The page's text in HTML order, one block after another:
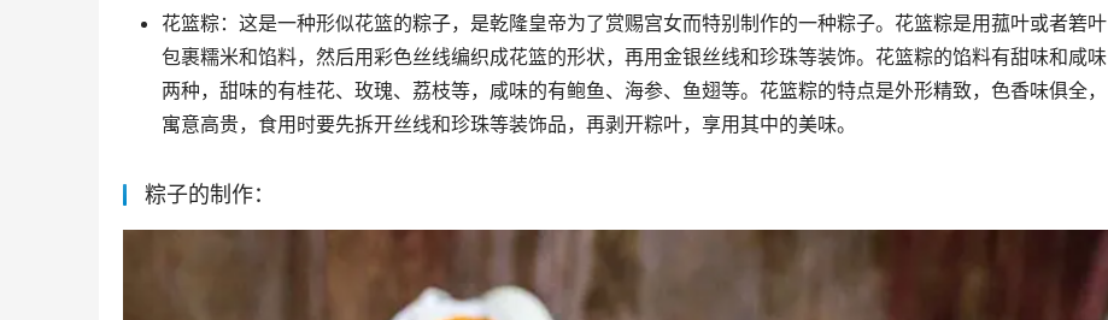
花篮粽：这是一种形似花篮的粽子，是乾隆皇帝为了赏赐宫女而特别制作的一种粽子。花篮粽是用菰叶或者箬叶
包裹糯米和馅料，然后用彩色丝线编织成花篮的形状，再用金银丝线和珍珠等装饰。花篮粽的馅料有甜味和咸味
两种，甜味的有桂花、玫瑰、荔枝等，咸味的有鲍鱼、海参、鱼翅等。花篮粽的特点是外形精致，色香味俱全，
寓意高贵，食用时要先拆开丝线和珍珠等装饰品，再剥开粽叶，享用其中的美味。
粽子的制作：